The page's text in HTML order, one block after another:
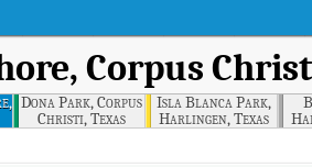
Corpus
Dona Park, Corpus
Christi, Texas
Isla Blanca Park,
Harlingen, Texas